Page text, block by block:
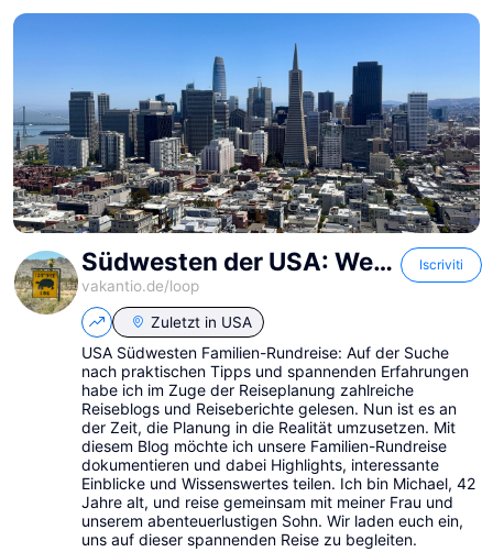
Südwesten der USA: Westküste und Nationalparks
vakantio.de/loop
Iscriviti
Zuletzt in USA
USA Südwesten Familien-Rundreise: Auf der Suche
nach praktischen Tipps und spannenden Erfahrungen
habe ich im Zuge der Reiseplanung zahlreiche
Reiseblogs und Reiseberichte gelesen. Nun ist es an
der Zeit, die Planung in die Realität umzusetzen. Mit
diesem Blog möchte ich unsere Familien-Rundreise
dokumentieren und dabei Highlights, interessante
Einblicke und Wissenswertes teilen. Ich bin Michael, 42
Jahre alt, und reise gemeinsam mit meiner Frau und
unserem abenteuerlustigen Sohn. Wir laden euch ein,
uns auf dieser spannenden Reise zu begleiten.